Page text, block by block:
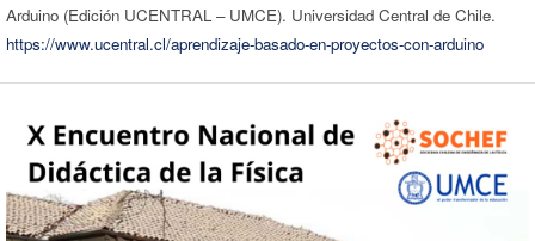
Arduino (Edición UCENTRAL – UMCE). Universidad Central de Chile.
https://www.ucentral.cl/aprendizaje-basado-en-proyectos-con-arduino